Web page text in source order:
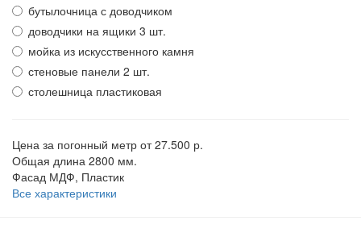
бутылочница с доводчиком
доводчики на ящики 3 шт.
мойка из искусственного камня
стеновые панели 2 шт.
столешница пластиковая
Цена за погонный метр от 27.500 р.
Общая длина 2800 мм.
Фасад МДФ, Пластик
Все характеристики